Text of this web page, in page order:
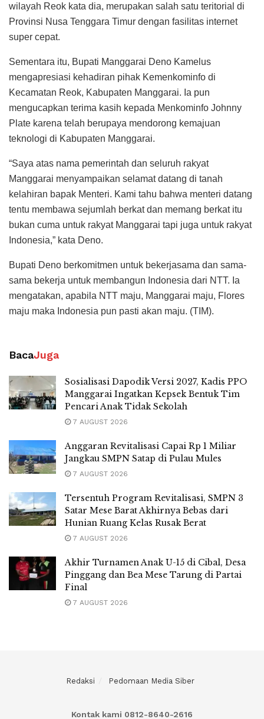
wilayah Reok kata dia, merupakan salah satu teritorial di
Provinsi Nusa Tenggara Timur dengan fasilitas internet
super cepat.
Sementara itu, Bupati Manggarai Deno Kamelus
mengapresiasi kehadiran pihak Kemenkominfo di
Kecamatan Reok, Kabupaten Manggarai. Ia pun
mengucapkan terima kasih kepada Menkominfo Johnny
Plate karena telah berupaya mendorong kemajuan
teknologi di Kabupaten Manggarai.
“Saya atas nama pemerintah dan seluruh rakyat
Manggarai menyampaikan selamat datang di tanah
kelahiran bapak Menteri. Kami tahu bahwa menteri datang
tentu membawa sejumlah berkat dan memang berkat itu
bukan cuma untuk rakyat Manggarai tapi juga untuk rakyat
Indonesia,” kata Deno.
Bupati Deno berkomitmen untuk bekerjasama dan sama-
sama bekerja untuk membangun Indonesia dari NTT. Ia
mengatakan, apabila NTT maju, Manggarai maju, Flores
maju maka Indonesia pun pasti akan maju. (TIM).
BacaJuga
Sosialisasi Dapodik Versi 2027, Kadis PPO
Manggarai Ingatkan Kepsek Bentuk Tim
Pencari Anak Tidak Sekolah
7 AUGUST 2026
Anggaran Revitalisasi Capai Rp 1 Miliar
Jangkau SMPN Satap di Pulau Mules
7 AUGUST 2026
Tersentuh Program Revitalisasi, SMPN 3
Satar Mese Barat Akhirnya Bebas dari
Hunian Ruang Kelas Rusak Berat
7 AUGUST 2026
Akhir Turnamen Anak U-15 di Cibal, Desa
Pinggang dan Bea Mese Tarung di Partai
Final
7 AUGUST 2026
Redaksi Pedomaan Media Siber
Kontak kami 0812-8640-2616